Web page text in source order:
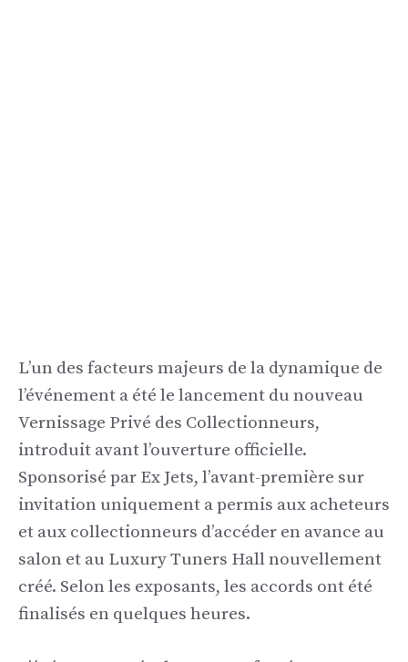
L’un des facteurs majeurs de la dynamique de
l’événement a été le lancement du nouveau
Vernissage Privé des Collectionneurs,
introduit avant l’ouverture officielle.
Sponsorisé par Ex Jets, l’avant-première sur
invitation uniquement a permis aux acheteurs
et aux collectionneurs d’accéder en avance au
salon et au Luxury Tuners Hall nouvellement
créé. Selon les exposants, les accords ont été
finalisés en quelques heures.